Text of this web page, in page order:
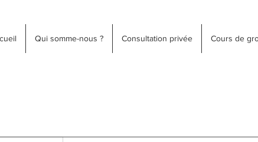
Qui somme-nous ? Consultation privée Cours de